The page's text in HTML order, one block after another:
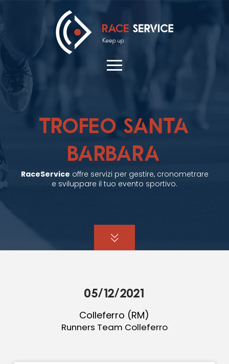
TROFEO SANTA
BARBARA
RaceService offre servizi per gestire, cronometrare
e sviluppare il tuo evento sportivo.
05/12/2021
Colleferro (RM)
Runners Team Colleferro